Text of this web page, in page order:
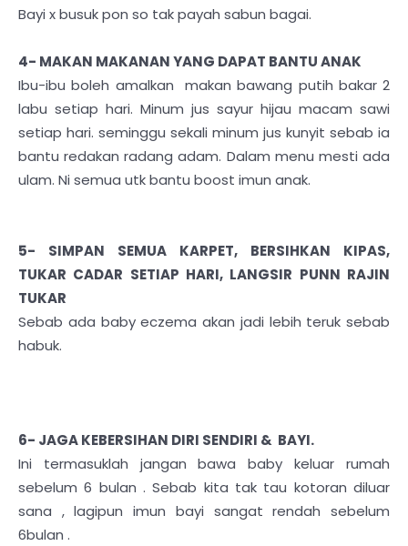
Bayi x busuk pon so tak payah sabun bagai.
4- MAKAN MAKANAN YANG DAPAT BANTU ANAK
Ibu-ibu boleh amalkan makan bawang putih bakar 2
labu setiap hari. Minum jus sayur hijau macam sawi
setiap hari. seminggu sekali minum jus kunyit sebab ia
bantu redakan radang adam. Dalam menu mesti ada
ulam. Ni semua utk bantu boost imun anak.
5- SIMPAN SEMUA KARPET, BERSIHKAN KIPAS,
TUKAR CADAR SETIAP HARI, LANGSIR PUNN RAJIN
TUKAR
Sebab ada baby eczema akan jadi lebih teruk sebab
habuk.
6- JAGA KEBERSIHAN DIRI SENDIRI & BAYI.
Ini termasuklah jangan bawa baby keluar rumah
sebelum 6 bulan . Sebab kita tak tau kotoran diluar
sana , lagipun imun bayi sangat rendah sebelum
6bulan .